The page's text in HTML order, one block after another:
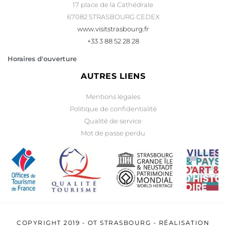
17 place de la Cathédrale
67082 STRASBOURG CEDEX
www.visitstrasbourg.fr
+33 3 88 52 28 28
Horaires d'ouverture
AUTRES LIENS
Mentions légales
Politique de confidentialité
Qualité de service
Mot de passe perdu
COPYRIGHT 2019 - OT STRASBOURG - RÉALISATION